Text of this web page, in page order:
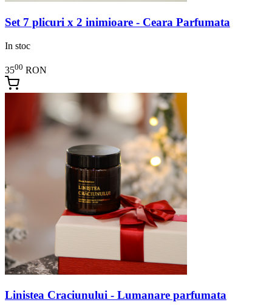
Set 7 plicuri x 2 inimioare - Ceara Parfumata
In stoc
3500 RON
Linistea Craciunului - Lumanare parfumata